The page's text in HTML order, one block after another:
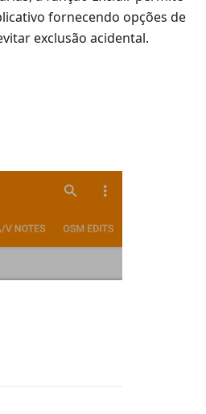
fornecendo opções de
exclusão acidental.